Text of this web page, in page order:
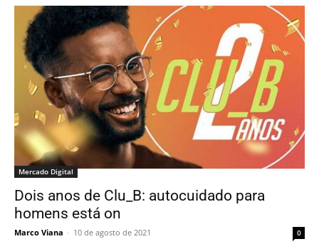
Mercado Digital
Dois anos de Clu_B: autocuidado para
homens está on
Marco Viana - 10 de agosto de 2021 0